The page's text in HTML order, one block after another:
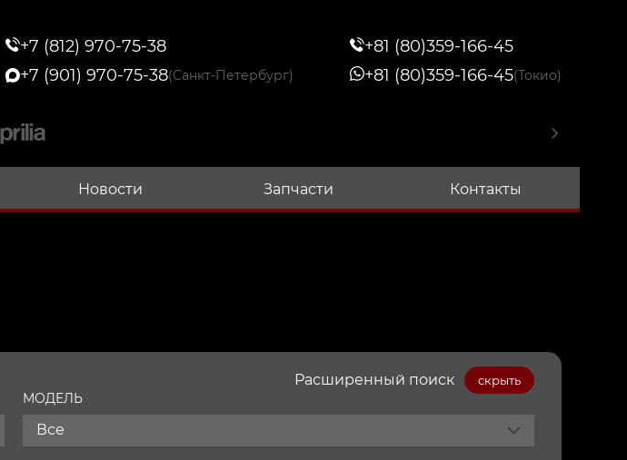
+7 (812) 970-75-38
+7 (901) 970-75-38(Санкт-Петербург)
+81 (80)359-166-45
+81 (80)359-166-45(Токио)
Новости Запчасти Контакты
Расширенный поиск скрыть
МОДЕЛЬ
Все